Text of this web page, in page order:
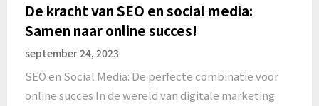
De kracht van SEO en social media:
Samen naar online succes!
september 24, 2023
SEO en Social Media: De perfecte combinatie voor
online succes In de wereld van digitale marketing